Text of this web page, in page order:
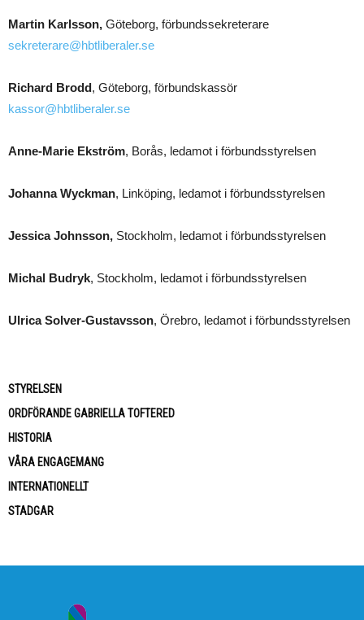
Martin Karlsson, Göteborg, förbundssekreterare
sekreterare@hbtliberaler.se
Richard Brodd, Göteborg, förbundskassör
kassor@hbtliberaler.se
Anne-Marie Ekström, Borås, ledamot i förbundsstyrelsen
Johanna Wyckman, Linköping, ledamot i förbundsstyrelsen
Jessica Johnsson, Stockholm, ledamot i förbundsstyrelsen
Michal Budryk, Stockholm, ledamot i förbundsstyrelsen
Ulrica Solver-Gustavsson, Örebro, ledamot i förbundsstyrelsen
STYRELSEN
ORDFÖRANDE GABRIELLA TOFTERED
HISTORIA
VÅRA ENGAGEMANG
INTERNATIONELLT
STADGAR